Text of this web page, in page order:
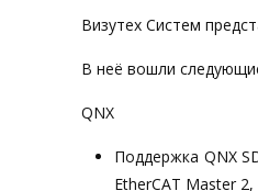
Визутех Систем
В неё вошли
QNX
Поддержка QNX
EtherCAT Master